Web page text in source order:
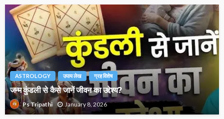
ASTROLOGY उपाय लेख ग्रह विशेष
जन्म कुंडली से कैसे जानें जीवन का उद्देश्य?
Ps Tripathi January 8, 2026